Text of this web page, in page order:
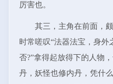
厉害也。
其三，主角在前面，颇
时常嗟叹“法器法宝，身外
否?”拿得起放得下的人物
丹，妖怪也修内丹，凭什